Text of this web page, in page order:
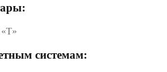
системам: